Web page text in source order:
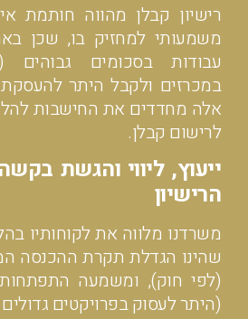
רישיון קבלן מהווה חותמת
משמעותי למחזיק בו, שכן
עבודות בסכומים
במכרזים ולקבל היתר
אלה מחדדים את החישבות
לרישום קבלן.
ייעוץ, ליווי והגשת
הרישיון
משרדנו מלווה את לקוחותיו
שהינו הגדלת תקרת ההכנסה
(לפי חוק), ומשמעה
(היתר לעסוק בפרויקטים